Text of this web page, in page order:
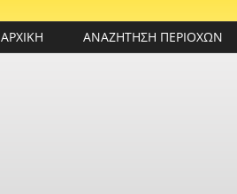
ΑΡΧΙΚΗ ΑΝΑΖΗΤΗΣΗ ΠΕΡΙΟΧΩΝ